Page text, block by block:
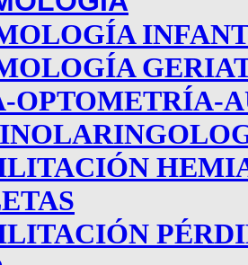
OPTOMETRÍA-